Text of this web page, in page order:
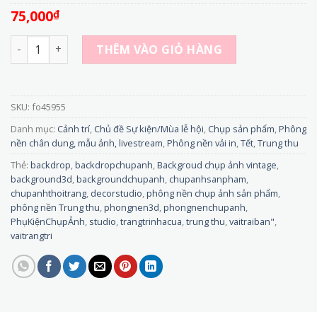
75,000₫
fo45955 - Phông Nền Vải In 3D Chủ Đề Trà Đạo Phong
THÊM VÀO GIỎ HÀNG
SKU: fo45955
Danh mục: Cảnh trí, Chủ đề Sự kiện/Mùa lễ hội, Chụp sản phẩm,Phông
nền chân dung, mẫu ảnh, livestream,Phông nền vải in,Tết,Trung thu
Thẻ: backdrop,backdropchupanh,Backgroud chụp ảnh vintage,
background3d,backgroundchupanh, chupanhsanpham,
chupanhthoitrang, decorstudio,phông nền chụp ảnh sản phẩm,
phông nền Trung thu,phongnen3d,phongnenchupanh,
PhụKiệnChụpẢnh, studio,trangtrinhacua,trung thu,vaitraiban",
vaitrangtri